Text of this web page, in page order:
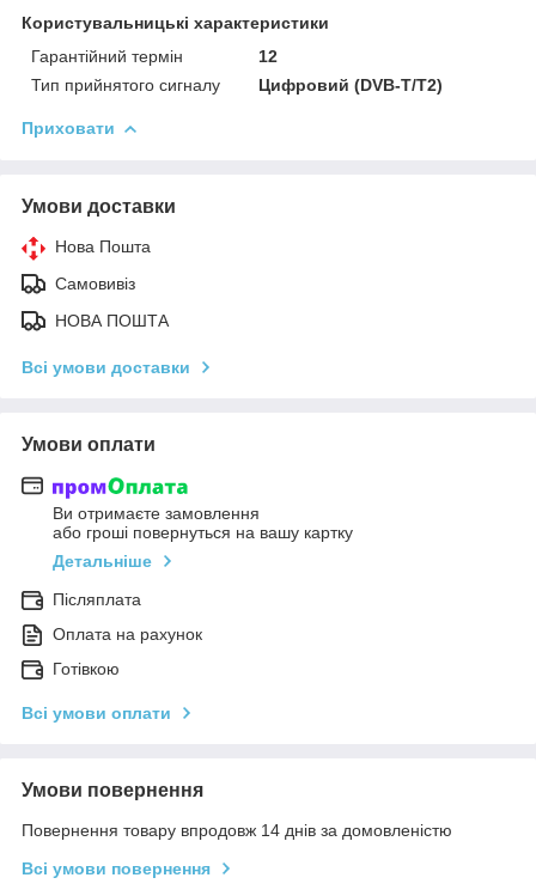
Користувальницькі характеристики
Гарантійний термін
12
Тип прийнятого сигналу
Цифровий (DVB-T/T2)
Приховати
Умови доставки
Нова Пошта
Самовивіз
НОВА ПОШТА
Всі умови доставки
Умови оплати
Ви отримаєте замовлення
або гроші повернуться на вашу картку
Детальніше
Післяплата
Оплата на рахунок
Готівкою
Всі умови оплати
Умови повернення
Повернення товару впродовж 14 днів за домовленістю
Всі умови повернення